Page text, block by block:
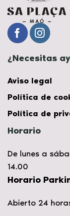
¿Necesitas
Aviso legal
Política de
Política de
Horario
De lunes a
14.00
Horario
Abierto 24